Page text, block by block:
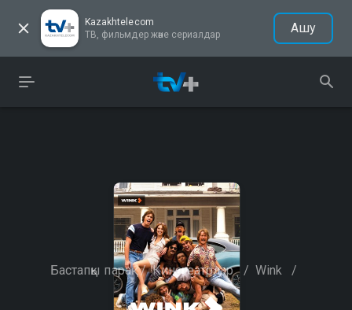
Kazakhtelecom
ТВ, фильмдер және сериалдар
Ашу
Бастапқы парақ / Кинотеатрлар / Wink /